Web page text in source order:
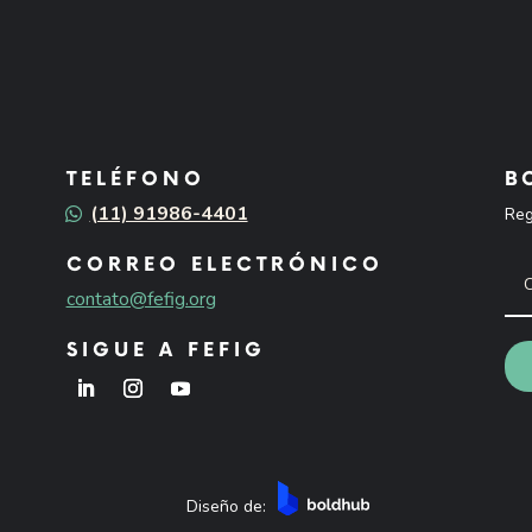
TELÉFONO
(11) 91986-4401
CORREO ELECTRÓNICO
contato@fefig.org
SIGUE A FEFIG
Diseño de: